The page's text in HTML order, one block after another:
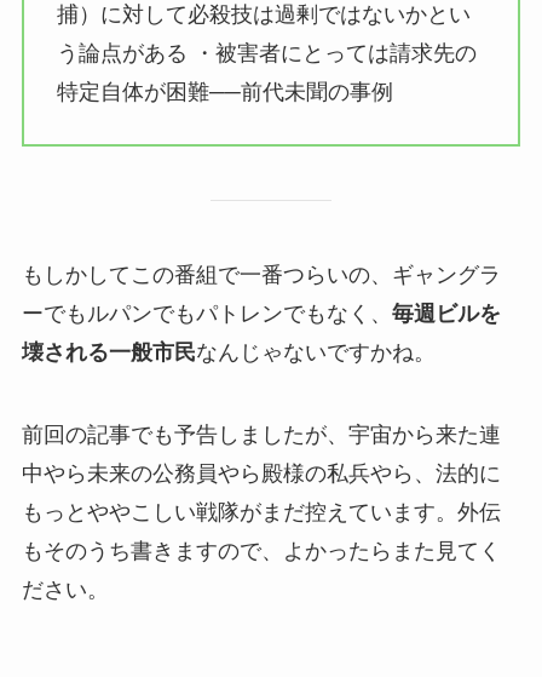
捕）に対して必殺技は過剰ではないかとい
う論点がある ・被害者にとっては請求先の
特定自体が困難──前代未聞の事例
もしかしてこの番組で一番つらいの、ギャングラ
ーでもルパンでもパトレンでもなく、 毎週ビルを
壊される一般市民なんじゃないですかね。
前回の記事でも予告しましたが、宇宙から来た連
中やら未来の公務員やら殿様の私兵やら、法的に
もっとややこしい戦隊がまだ控えています。外伝
もそのうち書きますので、よかったらまた見てく
ださい。